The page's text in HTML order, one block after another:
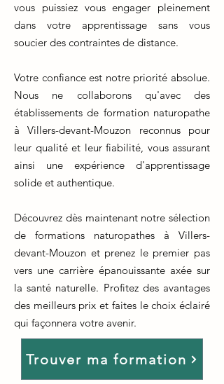
vous puissiez vous engager pleinement
dans votre apprentissage sans vous
soucier des contraintes de distance.
Votre confiance est notre priorité absolue.
Nous ne collaborons qu'avec des
établissements de formation naturopathe
à Villers-devant-Mouzon reconnus pour
leur qualité et leur fiabilité, vous assurant
ainsi une expérience d'apprentissage
solide et authentique.
Découvrez dès maintenant notre sélection
de formations naturopathes à Villers-
devant-Mouzon et prenez le premier pas
vers une carrière épanouissante axée sur
la santé naturelle. Profitez des avantages
des meilleurs prix et faites le choix éclairé
qui façonnera votre avenir.
Trouver ma formation